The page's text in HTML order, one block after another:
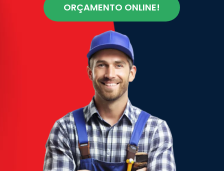
ORÇAMENTO ONLINE!